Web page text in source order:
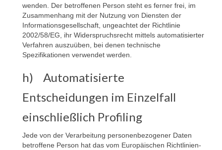
wenden. Der betroffenen Person steht es ferner frei, im
Zusammenhang mit der Nutzung von Diensten der
Informationsgesellschaft, ungeachtet der Richtlinie
2002/58/EG, ihr Widerspruchsrecht mittels automatisierter
Verfahren auszuüben, bei denen technische
Spezifikationen verwendet werden.
h) Automatisierte
Entscheidungen im Einzelfall
einschließlich Profiling
Jede von der Verarbeitung personenbezogener Daten
betroffene Person hat das vom Europäischen Richtlinien-